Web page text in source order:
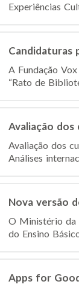
Experiências
Candidaturas
A Fundação
“Rato de
Avaliação dos
Avaliação dos
Análises
Nova versão
O Ministério da
do Ensino
Apps for